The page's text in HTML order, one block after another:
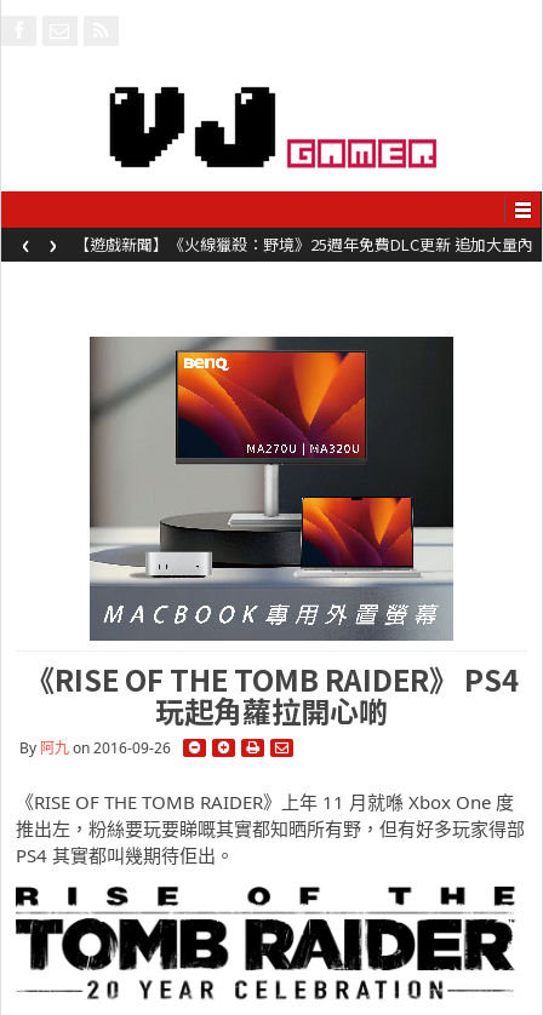
【遊戲新聞】《火線獵殺：野境》25週年免費DLC更新 追加大量內
容同時系舊作限時超平價折扣
‹ ›
《RISE OF THE TOMB RAIDER》 PS4
玩起角蘿拉開心啲
By 阿九on 2016-09-26
《RISE OF THE TOMB RAIDER》上年 11 月就喺 Xbox One 度
推出左，粉絲要玩要睇嘅其實都知晒所有野，但有好多玩家得部
PS4 其實都叫幾期待佢出。